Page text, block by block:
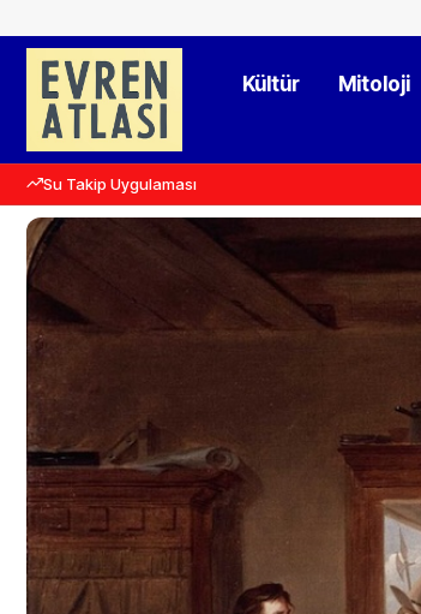
Kültür Mitoloji
Su Takip Uygulaması